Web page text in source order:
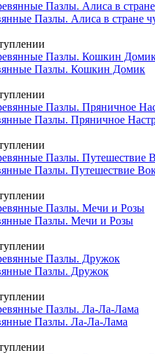
Пазлы. Алиса в стране
Пазлы. Кошкин Домик
Пазлы. Пряничное
Пазлы. Путешествие
Пазлы. Мечи и Розы
Пазлы. Дружок
Пазлы. Ла-Ла-Лама